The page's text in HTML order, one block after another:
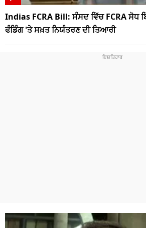
Indias FCRA Bill: ਸੰਸਦ ਵਿੱਚ FCRA ਸੋਧ
ਫੰਡਿੰਗ 'ਤੇ ਸਖ਼ਤ ਨਿਯੰਤਰਣ ਦੀ ਤਿਆਰੀ